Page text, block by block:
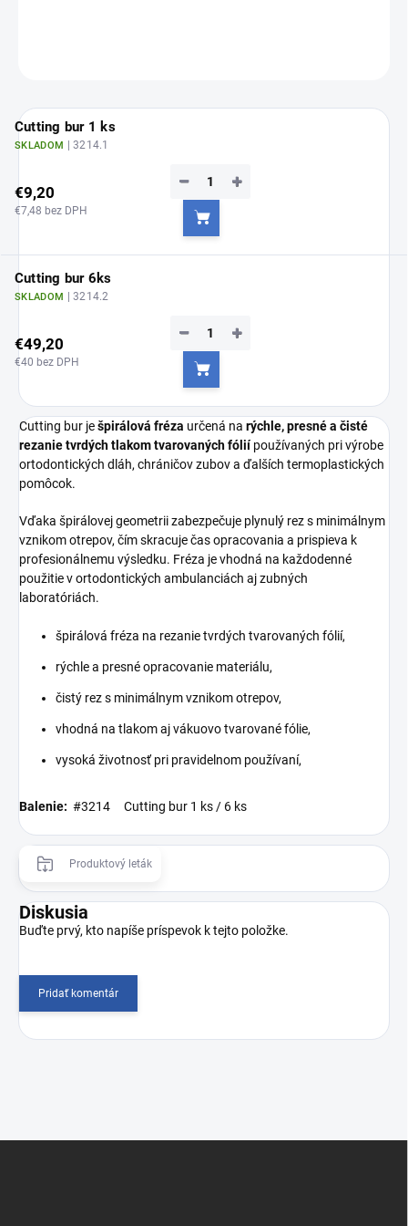
Cutting bur 1 ks
SKLADOM | 3214.1
€9,20
€7,48 bez DPH
+
−
Do košíka
Cutting bur 6ks
SKLADOM | 3214.2
€49,20
€40 bez DPH
+
−
Do košíka
Cutting bur ješpirálová fréza určená na rýchle, presné a čisté
rezanie tvrdých tlakom tvarovaných fóliípoužívaných pri výrobe
ortodontických dláh, chráničov zubov a ďalších termoplastických
pomôcok.
Vďaka špirálovej geometrii zabezpečuje plynulý rez s minimálnym
vznikom otrepov, čím skracuje čas opracovania a prispieva k
profesionálnemu výsledku. Fréza je vhodná na každodenné
použitie v ortodontických ambulanciách aj zubných
laboratóriách.
špirálová fréza na rezanie tvrdých tvarovaných fólií,
rýchle a presné opracovanie materiálu,
čistý rez s minimálnym vznikom otrepov,
vhodná na tlakom aj vákuovo tvarované fólie,
vysoká životnosť pri pravidelnom používaní,
Balenie: #3214 Cutting bur 1 ks / 6 ks
Produktový leták
Diskusia
Buďte prvý, kto napíše príspevok k tejto položke.
Pridať komentár